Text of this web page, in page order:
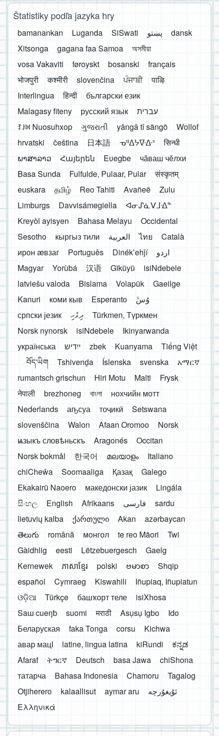
Štatistiky podľa jazyka hry
bamanankan Luganda SiSwati پښتو
dansk
Xitsonga
gagana faa Samoa
অসমীয়া
vosa Vakaviti
føroyskt bosanski
français
भोजपुरी
कश्मीरी slovenčina ਪੰਜਾਬੀ
पाऴि
Interlingua
हिन्दी
български език
Malagasy fiteny
русский язык
עברית
ꆈꌠ꒿ Nuosuhxop
ગુજરાતી yângâ tî sängö
Wollof
hrvatski
čeština 日本語 ᓀᐦᐃᔭᐍᐏᐣ
सिन्धी
ພາສາລາວ
Հայերեն Eʋegbe
чӑваш чӗлхи
Basa Sunda
Fulfulde, Pulaar, Pular
संस्कृतम्
euskara
தமிழ் Reo Tahiti Avañeẽ
Zulu
Limburgs
Davvisámegiella
ᐊᓂᔑᓈᐯᒧᐎᓐ
Kreyòl ayisyen
Bahasa Melayu
Occidental
Sesotho
кыргыз тили العربية ไทย
Català
ирон æвзаг
Português Dinékʼehǰí
اردو
Magyar
Yorùbá 汉语 Gĩkũyũ
isiNdebele
latviešu valoda
Bislama Volapük
Gaeilge
Kanuri
коми кыв Esperanto
َوُسَ
српски језик
ދިވެހި
Türkmen, Түркмен
Norsk nynorsk
isiNdebele
Ikinyarwanda
українська
ייִדיש zbek Kuanyama
Tiếng Việt
བོད་ཡིག
Tshivenḓa Íslenska svenska
አማርኛ
rumantsch grischun
Hiri Motu Malti
Frysk
नेपाली
brezhoneg বাংলা
нохчийн мотт
Nederlands
аҧсуа тоҷикӣ
Setswana
slovenščina
Walon Afaan Oromoo
Norsk
ѩзыкъ словѣньскъ
Aragonés
Occitan
Norsk bokmål
한국어 മലയാളം
Italiano
chiCheŵa
Soomaaliga Қазақ
Galego
Ekakairũ Naoero
македонски јазик
Lingála
සිංහල
English Afrikaans فارسی
sardu
lietuvių kalba
ქართული Akan
azərbaycan
తెలుగు
română монгол te reo Māori
Twi
Gàidhlig
eesti Lëtzebuergesch
Gaelg
Kernewek
ភាសាខ្មែរ polski ဗမာစာ
Shqip
español
Cymraeg Kiswahili
Iñupiaq, Iñupiatun
ଓଡ଼ିଆ
Türkçe башҡорт теле
isiXhosa
Saɯ cueŋƅ
suomi मराठी Asụsụ Igbo
Ido
Беларуская
faka Tonga corsu
Kichwa
авар мацӀ
latine, lingua latina kiRundi
ಕನ್ನಡ
Afaraf
ትግርኛ Deutsch basa Jawa
chiShona
татарча
Bahasa Indonesia Chamoru
Tagalog
Otjiherero
kalaallisut aymar aru
Ελληνικά